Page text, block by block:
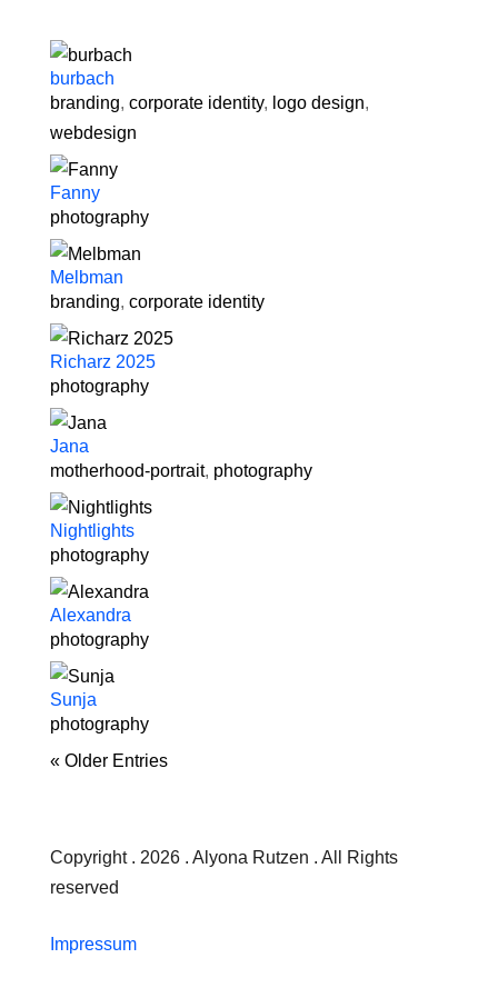
burbach
branding, corporate identity, logo design,
webdesign
Fanny
photography
Melbman
branding, corporate identity
Richarz 2025
photography
Jana
motherhood-portrait, photography
Nightlights
photography
Alexandra
photography
Sunja
photography
« Older Entries
Copyright . 2026 . Alyona Rutzen . All Rights
reserved
Impressum